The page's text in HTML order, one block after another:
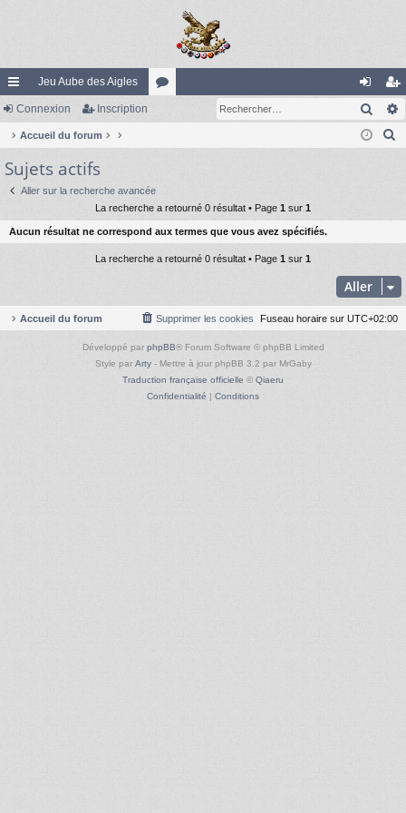
ac
co
ur
ci
s
Jeu Aube des Aigles
on
ne
ns
cri
Connexion Inscription
Accueil du forum
h
e
r
Sujets actifs
Aller sur la recherche avancée
La recherche a retourné 0 résultat • Page 1 sur 1
Aucun résultat ne correspond aux termes que vous avez spécifiés.
La recherche a retourné 0 résultat • Page 1 sur 1
Aller
Accueil du forum Fuseau horaire sur UTC+02:00
Supprimer les cookies
Développé par phpBB® Forum Software © phpBB Limited
Style par Arty- Mettre à jour phpBB 3.2 par MrGaby
Traduction française officielle © Qiaeru
Confidentialité | Conditions